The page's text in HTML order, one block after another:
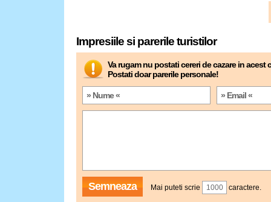
Impresiile si parerile turistilor
Va rugam nu postati cereri de cazare in acest
Postati doar parerile personale!
Semneaza Mai puteti scrie caractere.